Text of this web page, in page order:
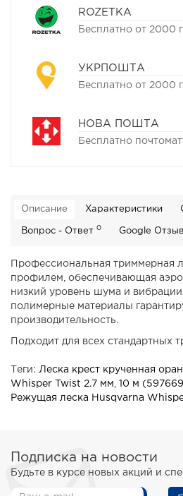
ROZETKA
Бесплатно от 2000
УКРПОШТА
Бесплатно от 2000
НОВА ПОШТА
Бесплатно
Описание Характеристики
Вопрос - Ответ 0 Google
Профессиональная триммерная
профилем, обеспечивающая
низкий уровень шума и
полимерные материалы
производительность.
Подходит для всех стандартных
Теги: Леска крест крученная
Whisper Twist 2.7 мм
10 м
Режущая леска Husqvarna
Подписка на новости
Будьте в курсе новых акций и